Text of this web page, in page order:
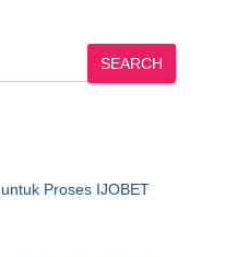
SEARCH
Proses IJOBET